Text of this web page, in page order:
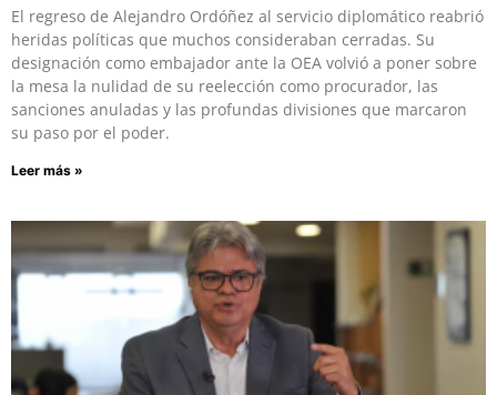
El regreso de Alejandro Ordóñez al servicio diplomático reabrió
heridas políticas que muchos consideraban cerradas. Su
designación como embajador ante la OEA volvió a poner sobre
la mesa la nulidad de su reelección como procurador, las
sanciones anuladas y las profundas divisiones que marcaron
su paso por el poder.
Leer más »